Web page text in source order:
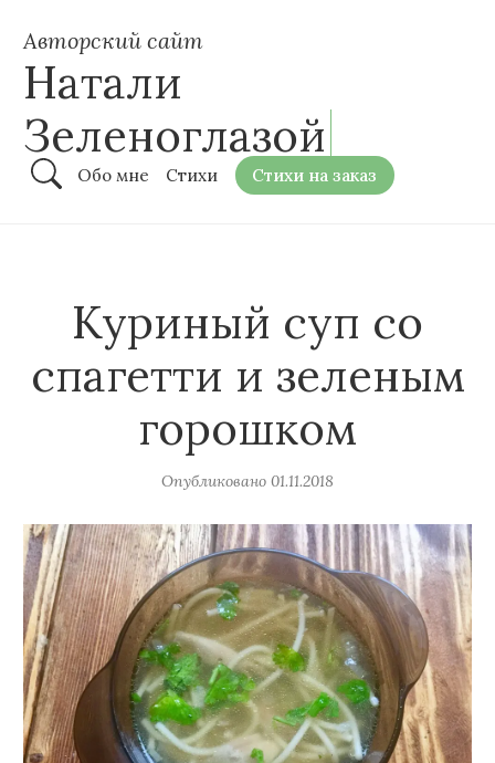
Авторский сайт
Натали
Зеленоглазой
Обо мне Стихи Стихи на заказ
Куриный суп со
спагетти и зеленым
горошком
Опубликовано 01.11.2018